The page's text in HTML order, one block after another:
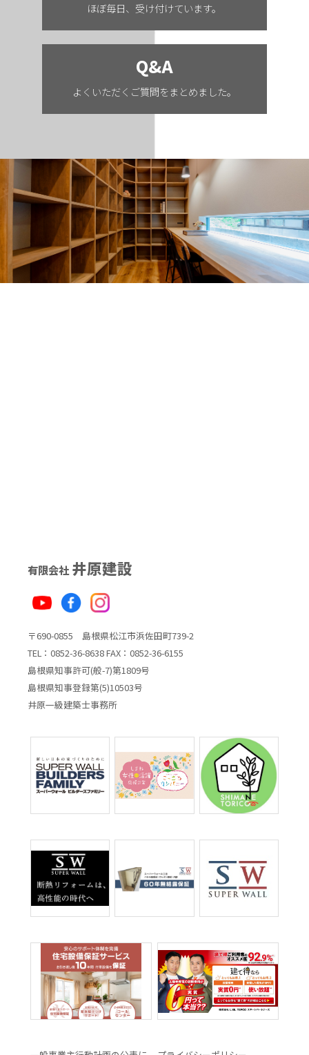
ほぼ毎日、受け付けています。
Q&A
よくいただくご質問をまとめました。
有限会社 井原建設
〒690-0855 島根県松江市浜佐田町739-2
TEL：0852-36-8638 FAX：0852-36-6155
島根県知事許可(般-7)第1809号
島根県知事登録第(5)10503号
井原一級建築士事務所